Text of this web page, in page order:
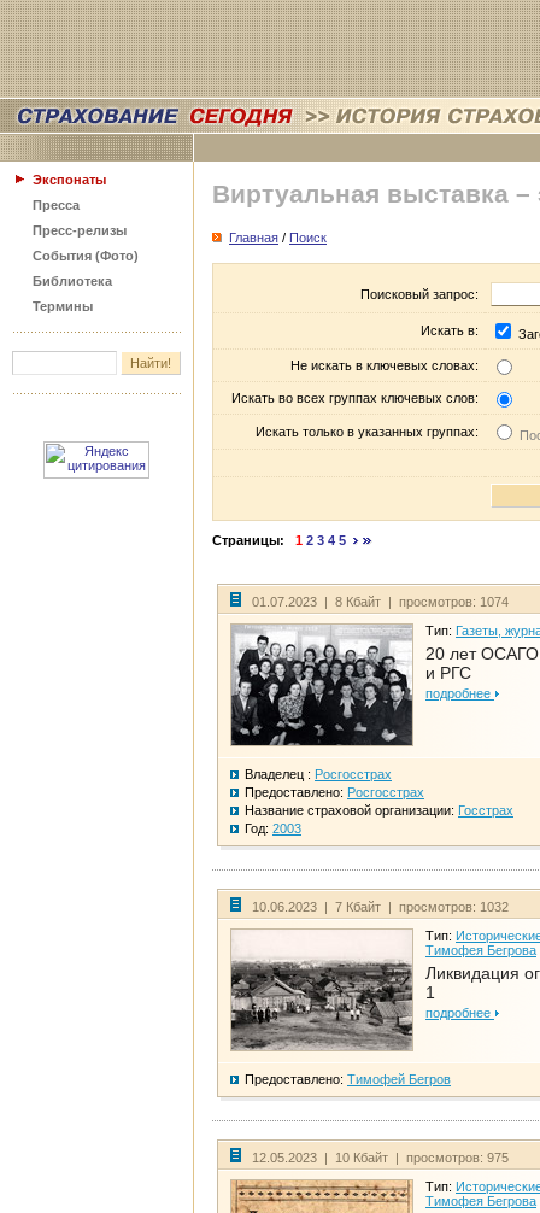
Экспонаты
Пресса
Пресс-релизы
События (Фото)
Библиотека
Термины
Виртуальная выставка –
Главная / Поиск
Поисковый запрос:
Искать в:
Не искать в ключевых словах:
Искать во всех группах ключевых слов:
Искать только в указанных группах:
Страницы: 1 2 3 4 5
01.07.2023 | 8 Кбайт | просмотров: 1074
Тип: Газеты,
20 лет
и РГС
подробнее
Владелец : Росгосстрах
Предоставлено: Росгосстрах
Название страховой организации: Госстрах
Год: 2003
10.06.2023 | 7 Кбайт | просмотров: 1032
Тип:
Тимофея Бегрова
Ликвидация
1
подробнее
Предоставлено: Тимофей Бегров
12.05.2023 | 10 Кбайт | просмотров: 975
Тип:
Тимофея Бегрова